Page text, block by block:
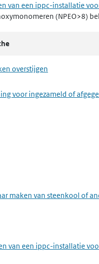
van een ippc-installatie
van een ippc-installatie
producten van metaal
steen, mergel, zand, grind of
industrie
(NPEO>8)
overstijgen
voor ingezameld of
maken van steenkool of
van een ippc-installatie